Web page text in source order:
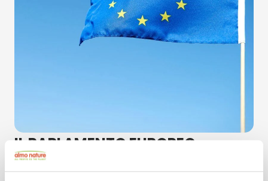
IL PARLAMENTO EUROPEO
I compagni animali sono per noi prima una